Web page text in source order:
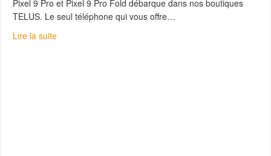
Pixel 9 Pro et Pixel 9 Pro Fold débarque dans nos boutiques
TELUS. Le seul téléphone qui vous offre…
Lire la suiteabout Découvrez le Pixel 9 avec Gemini